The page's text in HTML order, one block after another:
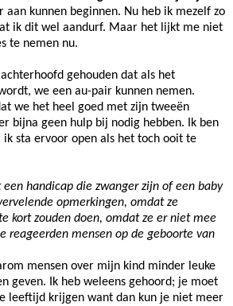
aan kunnen beginnen. Nu heb ik mezelf zo
ik dit wel aandurf. Maar het lijkt me niet
te nemen nu.
gehouden dat als het
we een au-pair kunnen nemen.
we het heel goed met zijn tweeën
bijna geen hulp bij nodig hebben. Ik ben
sta ervoor open als het toch ooit te
handicap die zwanger zijn of een baby
opmerkingen, omdat ze
kort zouden doen, omdat ze er niet mee
reageerden mensen op de geboorte van
mensen over mijn kind minder leuke
geven. Ik heb weleens gehoord; je moet
leeftijd krijgen want dan kun je niet meer